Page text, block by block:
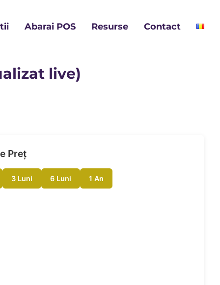
Abarai POS Resurse Contact
live)
Preț
3 Luni 6 Luni 1 An